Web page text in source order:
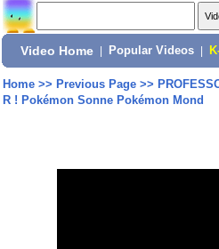
Video Home Popular Videos
Home>> Previous Page>>
R ! Pokémon Sonne Pokémon Mond